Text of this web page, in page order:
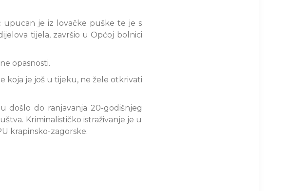
upucan je iz lovačke puške te je s
tijela, završio u Općoj bolnici
opasnosti.
koja je još u tijeku, ne žele otkrivati
došlo do ranjavanja 20-godišnjeg
Kriminalističko istraživanje je u
krapinsko-zagorske.